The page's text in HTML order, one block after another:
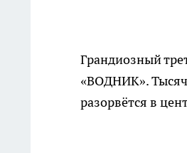
Грандиозный
«ВОДНИК».
разорвётся в